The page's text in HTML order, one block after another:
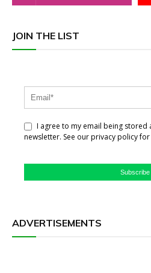
JOIN THE LIST
I agree to my email being stored
newsletter. See our privacy policy
Subscribe
ADVERTISEMENTS